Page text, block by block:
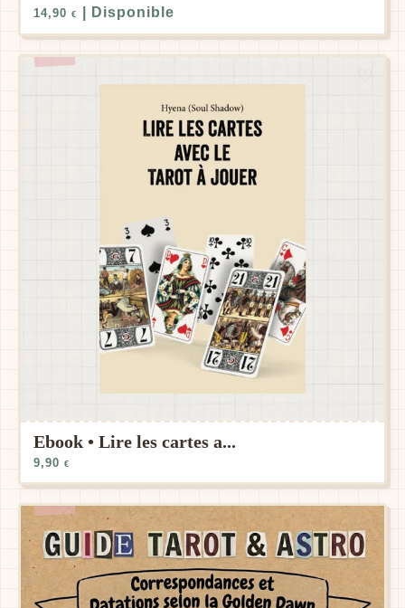
14,90 € | Disponible
Ebook • Lire les cartes a...
9,90 €